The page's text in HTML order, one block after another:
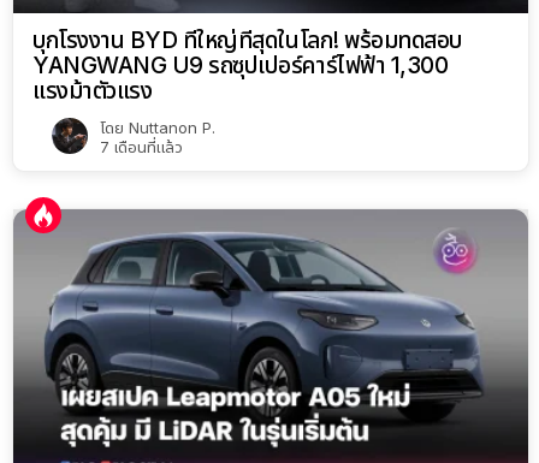
บุกโรงงาน BYD ที่ใหญ่ที่สุดในโลก! พร้อมทดสอบ
YANGWANG U9 รถซุปเปอร์คาร์ไฟฟ้า 1,300
แรงม้าตัวแรง
โดย Nuttanon P.
7 เดือนที่แล้ว